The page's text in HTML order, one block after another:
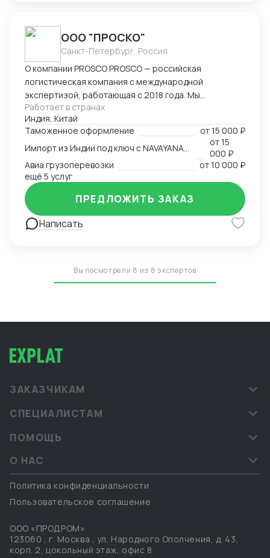
ООО "ПРОСКО"
Санкт-Петербург, Россия
О компании PROSCO PROSCO — российская
логистическая компания с международной
экспертизой, работающая с 2018 года. Мы
предоставляем полный цикл логистических и
внешнеэкономических услуг: от международных
перевозок и таможенного оформления до
сопровождения и контрактной логистики. Основные
направления работы: международные перевозки
(авиа, авто, море, ж/д); складская логистика и
таможенное оформление; сопровождение ВЭД и
поиск производителей; работа с опасными,
сборными и негабаритными грузами. География
присутствия: Офисы компании расположены в
представительство NAVAYANA Trade & Logistics);
Китай ( PerlRiver) — собственное представительство
грузов и взаимодействием с китайскими
форматах B2B и B2G, предоставляя надёжные и
прозрачные логистические решения под ключ.
Работает в странах
Индия, Китай
Таможенное оформление
от15 000 ₽
от15
000 ₽
Авиа грузоперевозки
от10 000 ₽
ещё 5 услуг
Написать
ПРЕДЛОЖИТЬ ЗАКАЗ
Вы посмотрели 8 из 8 экспертов
ЗАКАЗЧИКАМ
СПЕЦИАЛИСТАМ
ПОМОЩЬ
О НАС
Политика конфиденциальности
Пользовательское соглашение
ООО «ПРОДРОМ»
123060 , г. Москва , ул. Народного Ополчения, д. 43,
корп. 2, цокольный этаж, офис 8